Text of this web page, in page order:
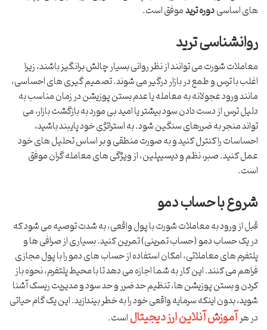
های اساسیدوره تریدموفق است.
روانشناسی ترید
معاملات شورت می توانند از نظر روانی بسیار چالش برانگیز باشند، زیرا
اغلب با ترس و طمع در بازار درگیر می شوند. تصمیم گیری های احساسی،
مانند ورود عجولانه به معامله یا عدم بستن پوزیشن در زمان مناسب به
دلیل ترس از دست دادن سود بیشتر یا امید بی مورد به بازگشت بازار، می
تواند منجر به ضررهای سنگین شود. به استراتژی خود پایبند باشید،
احساسات را کنترل کنید و به صورت منطقی و بر اساس تحلیل های خود
عمل کنید. صبر، نظم و دیسیپلین، از ویژگی های معامله گران موفق
است.
شروع با حساب دمو
قبل از ورود به معاملات شورت با پول واقعی، به شدت توصیه می شود که
در یک حساب دمو (حساب تمرینی) تمرین کنید. بسیاری از صرافی ها و
پلتفرم های معاملاتی، امکان استفاده از حساب های دمو را با پول مجازی
فراهم می کنند. این کار به شما اجازه می دهد تا با محیط پلتفرم، نحوه باز
کردن و بستن پوزیشن ها، تنظیم حد ضرر و حد سود و مدیریت ریسک آشنا
شوید، بدون اینکه سرمایه واقعی خود را به خطر بیندازید. این یک گام حیاتی
در هرآموزش آنلاین ارز دیجیتالاست.